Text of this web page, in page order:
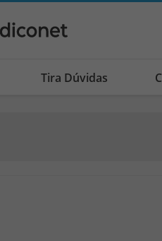
Tira Dúvidas